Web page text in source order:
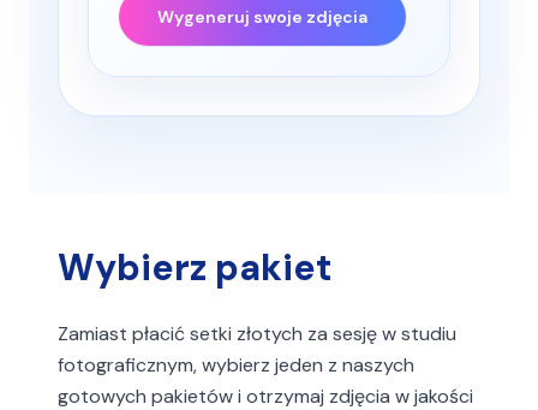
Wygeneruj swoje zdjęcia
Wybierz pakiet
Zamiast płacić setki złotych za sesję w studiu
fotograficznym, wybierz jeden z naszych
gotowych pakietów i otrzymaj zdjęcia w jakości